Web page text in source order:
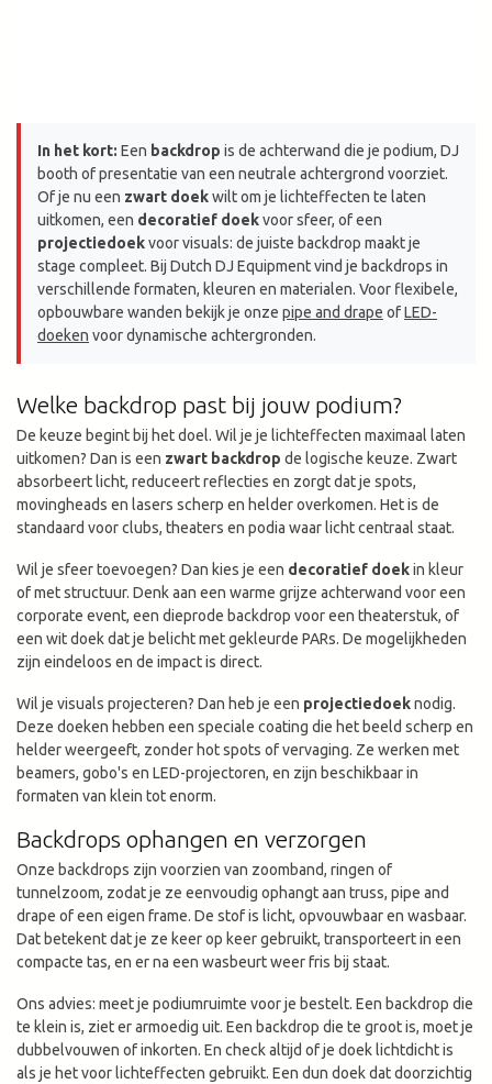
In het kort: Een backdrop is de achterwand die je podium, DJ
booth of presentatie van een neutrale achtergrond voorziet.
Of je nu een zwart doekwilt om je lichteffecten te laten
uitkomen, een decoratief doekvoor sfeer, of een
projectiedoekvoor visuals: de juiste backdrop maakt je
stage compleet. Bij Dutch DJ Equipment vind je backdrops in
verschillende formaten, kleuren en materialen. Voor flexibele,
opbouwbare wanden bekijk je onze pipe and drape ofLED-
doeken voor dynamische achtergronden.
Welke backdrop past bij jouw podium?
De keuze begint bij het doel. Wil je je lichteffecten maximaal laten
uitkomen? Dan is een zwart backdrop de logische keuze. Zwart
absorbeert licht, reduceert reflecties en zorgt dat je spots,
movingheads en lasers scherp en helder overkomen. Het is de
standaard voor clubs, theaters en podia waar licht centraal staat.
Wil je sfeer toevoegen? Dan kies je een decoratief doekin kleur
of met structuur. Denk aan een warme grijze achterwand voor een
corporate event, een dieprode backdrop voor een theaterstuk, of
een wit doek dat je belicht met gekleurde PARs. De mogelijkheden
zijn eindeloos en de impact is direct.
Wil je visuals projecteren? Dan heb je een projectiedoeknodig.
Deze doeken hebben een speciale coating die het beeld scherp en
helder weergeeft, zonder hot spots of vervaging. Ze werken met
beamers, gobo's en LED-projectoren, en zijn beschikbaar in
formaten van klein tot enorm.
Backdrops ophangen en verzorgen
Onze backdrops zijn voorzien van zoomband, ringen of
tunnelzoom, zodat je ze eenvoudig ophangt aan truss, pipe and
drape of een eigen frame. De stof is licht, opvouwbaar en wasbaar.
Dat betekent dat je ze keer op keer gebruikt, transporteert in een
compacte tas, en er na een wasbeurt weer fris bij staat.
Ons advies: meet je podiumruimte voor je bestelt. Een backdrop die
te klein is, ziet er armoedig uit. Een backdrop die te groot is, moet je
dubbelvouwen of inkorten. En check altijd of je doek lichtdicht is
als je het voor lichteffecten gebruikt. Een dun doek dat doorzichtig